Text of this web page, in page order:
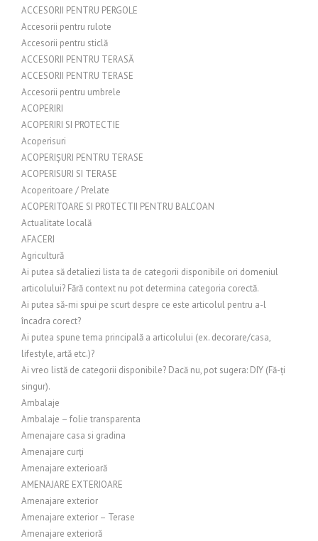
ACCESORII PENTRU PERGOLE
Accesorii pentru rulote
Accesorii pentru sticlă
ACCESORII PENTRU TERASĂ
ACCESORII PENTRU TERASE
Accesorii pentru umbrele
ACOPERIRI
ACOPERIRI SI PROTECTIE
Acoperisuri
ACOPERIȘURI PENTRU TERASE
ACOPERISURI SI TERASE
Acoperitoare / Prelate
ACOPERITOARE SI PROTECTII PENTRU BALCOAN
Actualitate locală
AFACERI
Agricultură
Ai putea să detaliezi lista ta de categorii disponibile ori domeniul
articolului? Fără context nu pot determina categoria corectă.
Ai putea să-mi spui pe scurt despre ce este articolul pentru a-l
încadra corect?
Ai putea spune tema principală a articolului (ex. decorare/casa,
lifestyle, artă etc.)?
Ai vreo listă de categorii disponibile? Dacă nu, pot sugera: DIY (Fă-ți
singur).
Ambalaje
Ambalaje – folie transparenta
Amenajare casa si gradina
Amenajare curți
Amenajare exterioară
AMENAJARE EXTERIOARE
Amenajare exterior
Amenajare exterior – Terase
Amenajare exterioră